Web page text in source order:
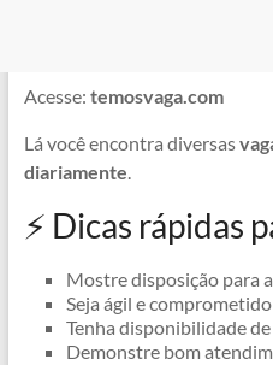
Acesse: temosvaga.com
Lá você encontra diversas
diariamente.
⚡ Dicas rápidas
Mostre disposição para
Seja ágil e comprometido
Tenha disponibilidade
Demonstre bom